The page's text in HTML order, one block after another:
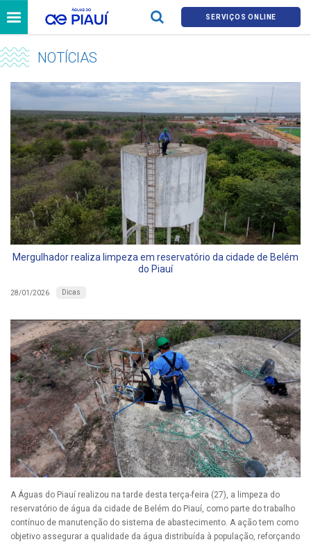
SERVIÇOS ONLINE
NOTÍCIAS
Mergulhador realiza limpeza em reservatório da cidade de Belém
do Piauí
28/01/2026 Dicas
A Águas do Piauí realizou na tarde desta terça-feira (27), a limpeza do
reservatório de água da cidade de Belém do Piauí, como parte do trabalho
contínuo de manutenção do sistema de abastecimento. A ação tem como
objetivo assegurar a qualidade da água distribuída à população, reforçando